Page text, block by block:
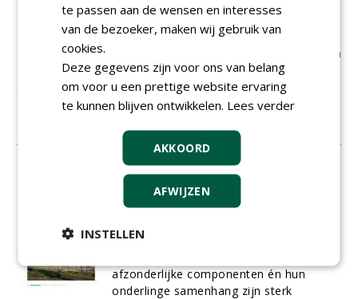
De historie van kunstgras
Kunstgras voor voetbal kent een
bewogen geschiedenis. Om die reden zijn
de meningen omtrent kunstgras in de
voetballerij, ook na ruim tien jaar
ervaring, enorm verdeeld.
Het kunstgrassysteem
Een kunstgrasvoetbalveld wordt
opgebouwd uit meerdere componenten.
andere kunnen verborgen zitten in of
afzonderlijke componenten én hun
onderlinge samenhang zijn sterk
te passen aan de wensen en interesses
van de bezoeker, maken wij gebruik van
cookies.
Deze gegevens zijn voor ons van belang
om voor u een prettige website ervaring
te kunnen blijven ontwikkelen. Lees verder
AKKOORD
AFWIJZEN
INSTELLEN